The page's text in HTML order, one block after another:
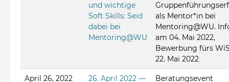
und wichtige
Soft Skills: Seid
dabei bei
Mentoring@WU
als Mentor*in bei
Mentoring@WU.
am 04. Mai 2022,
Bewerbung fürs
22. Mai 2022
April 26, 2022
26. April 2022 —
Beratungsevent